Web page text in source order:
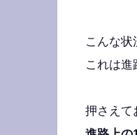
こんな状
これは進
押さえ